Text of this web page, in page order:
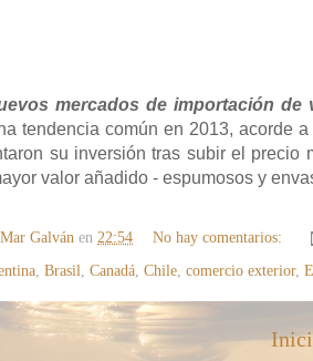
mercados de importación de
tendencia común en 2013, acorde
su inversión tras subir el
valor añadido - espumosos y
Mar Galván en 22:54
No hay comentarios:
Brasil Canadá Chile comercio exterior,